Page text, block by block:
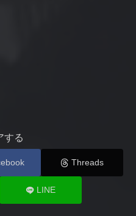
する
Threads
LINE